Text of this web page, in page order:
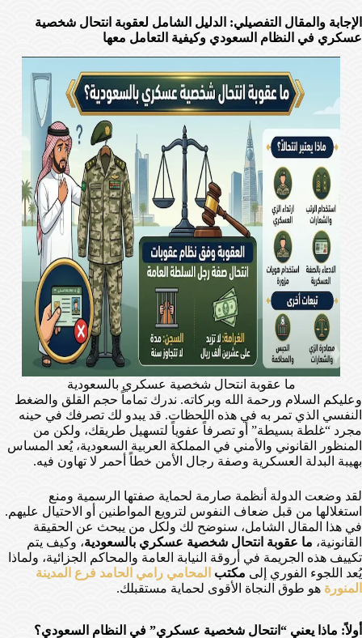
الإجابة والمقال التفصيلي: الدليل الشامل لعقوبة انتحال شخصية
عسكري في النظام السعودي وكيفية التعامل معها
ما عقوبة انتحال شخصية عسكري بالسعودية
وعليكم السلام ورحمة الله وبركاته. ندرك تماماً حجم القلق والضغط
النفسي الذي تمر به في هذه اللحظات. قد يبدو لك تصرفك في حينه
مجرد “غلطة بسيطة” أو تصرفاً عفوياً لتسهيل طريقك، ولكن من
المنظور القانوني والأمني في المملكة العربية السعودية، يُعد المساس
بهيبة البدلة العسكرية وصفة رجال الأمن خطاً أحمر لا تهاون فيه.
لقد وضعت الدولة أنظمة صارمة لحماية صفتها الرسمية ومنع
استغلالها من قبل ضعاف النفوس لترويع المواطنين أو الاحتيال عليهم.
في هذا المقال الشامل، سنوضح لك ولكل من يبحث عن الحقيقة
القانونية، ما عقوبة انتحال شخصية عسكري بالسعودية، وكيف يتم
تكييف هذه الجريمة في أروقة النيابة العامة والمحاكم الجزائية، ولماذا
يُعد اللجوء الفوري إلى مكتب المحامي رامي الحامد فرع المدينة
المنورة هو طوق النجاة الأقوى لحماية مستقبلك.
أولاً: ماذا يعني “انتحال شخصية عسكري” في النظام السعودي؟